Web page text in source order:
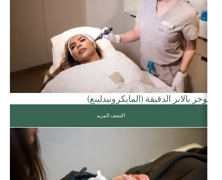
الوخز بالابر الدقيقة (المايكرونيدلينغ)
اكتشف المزيد